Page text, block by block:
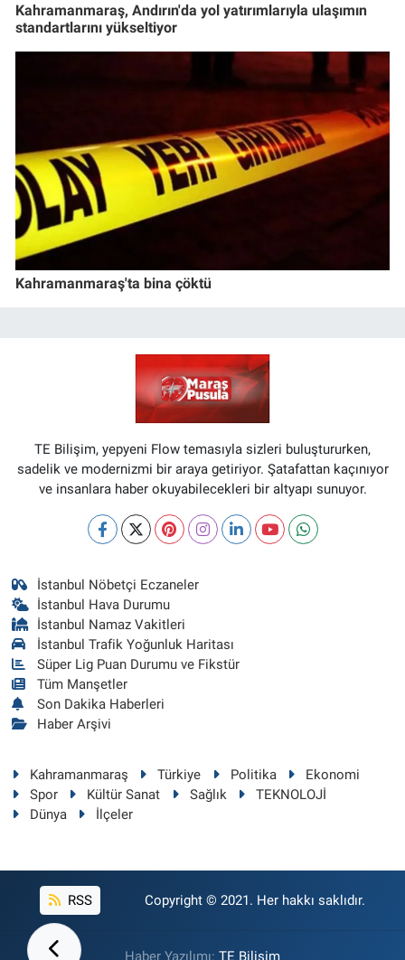
Kahramanmaraş, Andırın'da yol yatırımlarıyla ulaşımın
standartlarını yükseltiyor
Kahramanmaraş'ta bina çöktü
TE Bilişim, yepyeni Flow temasıyla sizleri buluştururken,
sadelik ve modernizmi bir araya getiriyor. Şatafattan kaçınıyor
ve insanlara haber okuyabilecekleri bir altyapı sunuyor.
İstanbul Nöbetçi Eczaneler
İstanbul Hava Durumu
İstanbul Namaz Vakitleri
İstanbul Trafik Yoğunluk Haritası
Süper Lig Puan Durumu ve Fikstür
Tüm Manşetler
Son Dakika Haberleri
Haber Arşivi
Kahramanmaraş Türkiye Politika
Ekonomi
Spor
Kültür Sanat Sağlık
TEKNOLOJİ
Dünya
İlçeler
RSS Copyright © 2021. Her hakkı saklıdır.
Haber Yazılımı: TE Bilişim